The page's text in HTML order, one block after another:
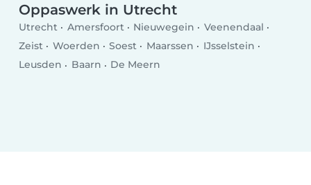
Oppaswerk in Utrecht
Utrecht Amersfoort Nieuwegein
Veenendaal
Zeist
Woerden Soest Maarssen
IJsselstein
Leusden
Baarn De Meern